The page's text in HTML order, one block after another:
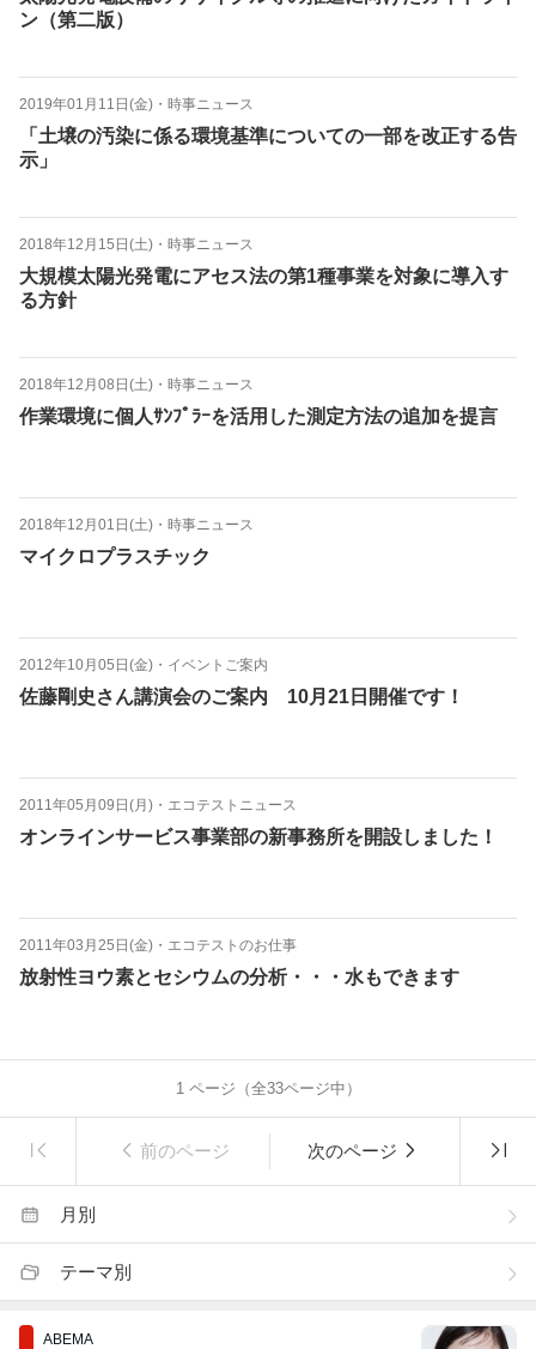
ン（第二版）
2019年01月11日(金) ・ 時事ニュース
「土壌の汚染に係る環境基準についての一部を改正する告
示」
2018年12月15日(土) ・ 時事ニュース
大規模太陽光発電にアセス法の第1種事業を対象に導入す
る方針
2018年12月08日(土) ・ 時事ニュース
作業環境に個人ｻﾝﾌﾟﾗｰを活用した測定方法の追加を提言
2018年12月01日(土) ・ 時事ニュース
マイクロプラスチック
2012年10月05日(金) ・ イベントご案内
佐藤剛史さん講演会のご案内 10月21日開催です！
2011年05月09日(月) ・ エコテストニュース
オンラインサービス事業部の新事務所を開設しました！
2011年03月25日(金) ・ エコテストのお仕事
放射性ヨウ素とセシウムの分析・・・水もできます
1ページ（全33ページ中）
前のページ 次のページ
月別
テーマ別
ABEMA